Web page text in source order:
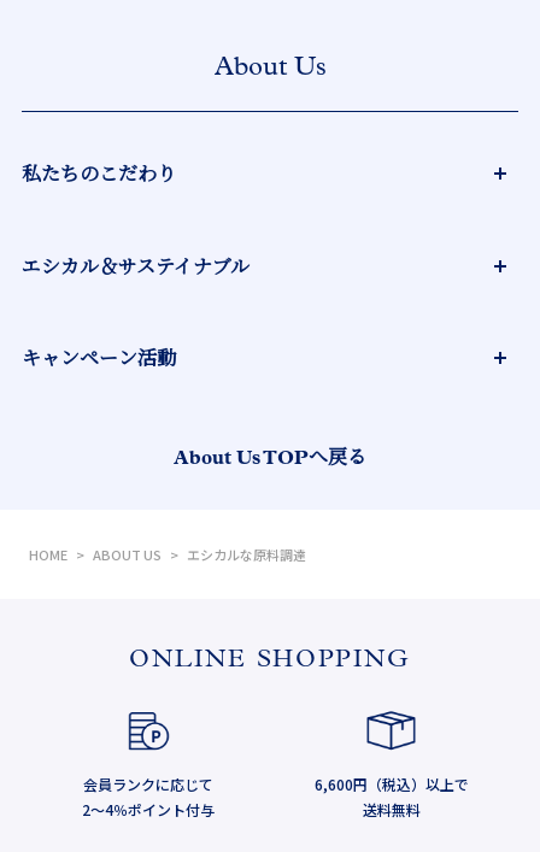
About Us
私たちのこだわり
ブルーボトルに込めた想い
エシカル＆サステイナブル
サステイナブルな生産者とのつながり
キャンペーン活動
About Us TOPへ戻る
HOME ABOUT US エシカルな原料調達
ONLINE SHOPPING
会員ランクに応じて
2～4％ポイント付与
6,600円（税込）以上で
送料無料